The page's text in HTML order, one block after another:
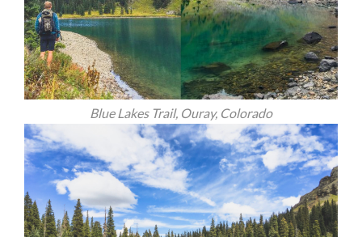
Blue Lakes Trail, Ouray, Colorado